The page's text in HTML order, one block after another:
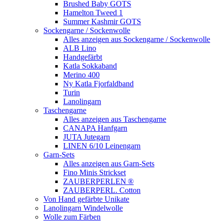
Brushed Baby GOTS
Hamelton Tweed 1
Summer Kashmir GOTS
Sockengarne / Sockenwolle
Alles anzeigen aus Sockengarne / Sockenwolle
ALB Lino
Handgefärbt
Katla Sokkaband
Merino 400
Ny Katla Fjorfaldband
Turin
Lanolingarn
Taschengarne
Alles anzeigen aus Taschengarne
CANAPA Hanfgarn
JUTA Jutegarn
LINEN 6/10 Leinengarn
Garn-Sets
Alles anzeigen aus Garn-Sets
Fino Minis Strickset
ZAUBERPERLEN ®
ZAUBERPERL. Cotton
Von Hand gefärbte Unikate
Lanolingarn Windelwolle
Wolle zum Färben